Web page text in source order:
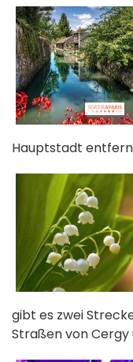
Hauptstadt
gibt es zwei
Straßen von Cergy